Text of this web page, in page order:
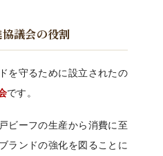
議会の役割
を守るために設立されたの
です。
ビーフの生産から消費に至
ランドの強化を図ることに